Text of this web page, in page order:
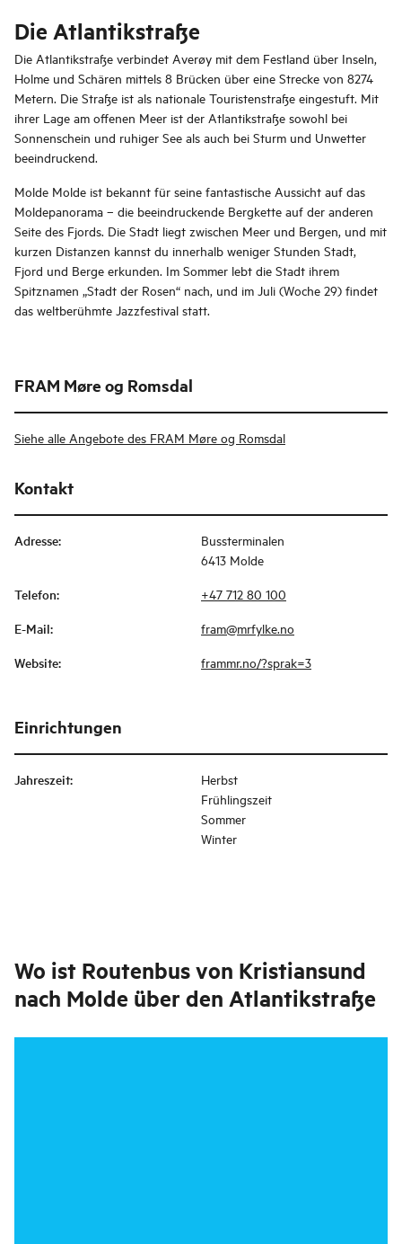
Die Atlantikstraße
Die Atlantikstraße verbindet Averøy mit dem Festland über Inseln,
Holme und Schären mittels 8 Brücken über eine Strecke von 8274
Metern. Die Straße ist als nationale Touristenstraße eingestuft. Mit
ihrer Lage am offenen Meer ist der Atlantikstraße sowohl bei
Sonnenschein und ruhiger See als auch bei Sturm und Unwetter
beeindruckend.
Molde Molde ist bekannt für seine fantastische Aussicht auf das
Moldepanorama – die beeindruckende Bergkette auf der anderen
Seite des Fjords. Die Stadt liegt zwischen Meer und Bergen, und mit
kurzen Distanzen kannst du innerhalb weniger Stunden Stadt,
Fjord und Berge erkunden. Im Sommer lebt die Stadt ihrem
Spitznamen „Stadt der Rosen“ nach, und im Juli (Woche 29) findet
das weltberühmte Jazzfestival statt.
FRAM Møre og Romsdal
Siehe alle Angebote des FRAM Møre og Romsdal
Kontakt
Adresse:
Bussterminalen
6413 Molde
Telefon: +47 712 80 100
E-Mail: fram@mrfylke.no
Website: frammr.no/?sprak=3
Einrichtungen
Jahreszeit:
Herbst
Frühlingszeit
Sommer
Winter
Wo ist Routenbus von Kristiansund
nach Molde über den Atlantikstraße